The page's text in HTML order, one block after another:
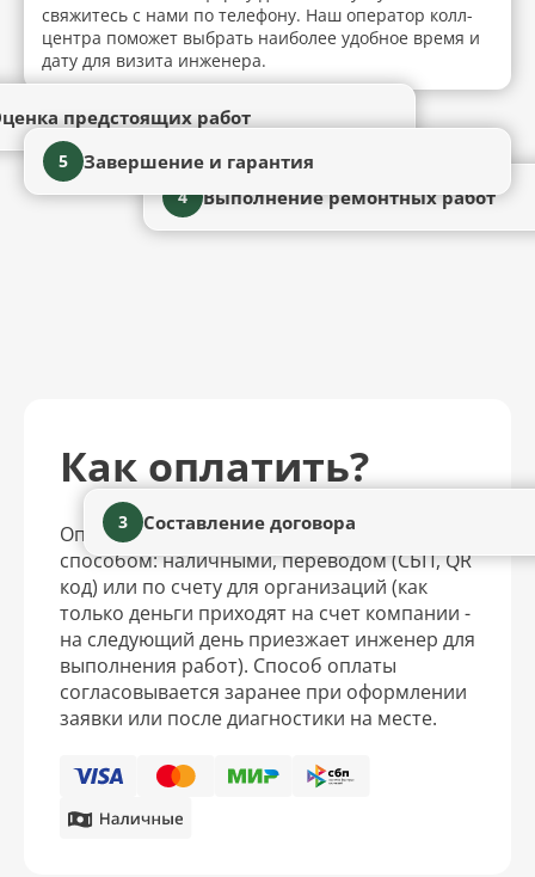
свяжитесь с нами по телефону. Наш оператор колл-
центра поможет выбрать наиболее удобное время и
дату для визита инженера.
предстоящих работ
3 Составление договора
4 Выполнение ремонтных работ
5 Завершение и гарантия
Как оплатить?
Оплатить услуги можно удобным для вас
способом: наличными, переводом (СБП, QR
код) или по счету для организаций (как
только деньги приходят на счет компании -
на следующий день приезжает инженер для
выполнения работ). Способ оплаты
согласовывается заранее при оформлении
заявки или после диагностики на месте.